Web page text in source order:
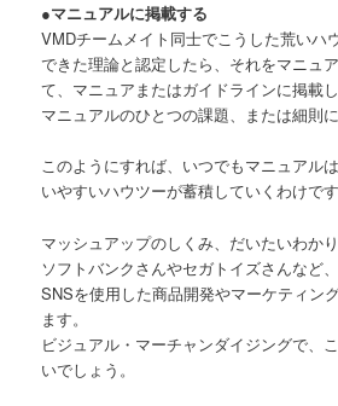
●マニュアルに掲載する
VMDチームメイト同士でこうした荒いハ
できた理論と認定したら、それをマニュ
て、マニュアまたはガイドラインに掲載し
マニュアルのひとつの課題、または細則に
このようにすれば、いつでもマニュアル
いやすいハウツーが蓄積していくわけです
マッシュアップのしくみ、だいたいわか
ソフトバンクさんやセガトイズさんなど
SNSを使用した商品開発やマーケティン
ます。
ビジュアル・マーチャンダイジングで、
いでしょう。